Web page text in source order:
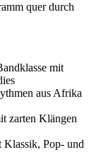
quer durch
mit
aus Afrika
zarten Klängen
Klassik, Pop- und